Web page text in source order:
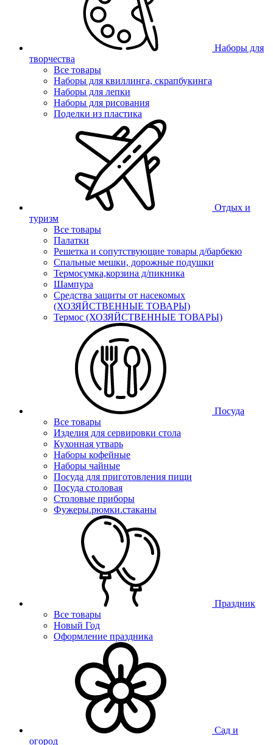
Наборы для
творчества
Все товары
Наборы для квиллинга, скрапбукинга
Наборы для лепки
Наборы для рисования
Поделки из пластика
Отдых и
туризм
Все товары
Палатки
Решетка и сопутствующие товары д/барбекю
Спальные мешки, дорожные подушки
Термосумка,корзина д/пикника
Шампура
Средства защиты от насекомых
(ХОЗЯЙСТВЕННЫЕ ТОВАРЫ)
Термос (ХОЗЯЙСТВЕННЫЕ ТОВАРЫ)
Посуда
Все товары
Изделия для сервировки стола
Кухонная утварь
Наборы кофейные
Наборы чайные
Посуда для приготовления пищи
Посуда столовая
Столовые приборы
Фужеры.рюмки.стаканы
Праздник
Все товары
Новый Год
Оформление праздника
Сад и
огород